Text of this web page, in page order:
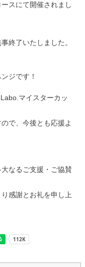
スにて開催されまし
終了いたしました。
ジです！
マイスターカッ
で、今後とも応援よ
なるご支援・ご協賛
感謝とお礼を申し上